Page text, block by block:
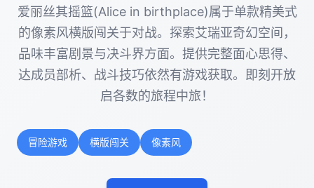
爱丽丝其摇篮(Alice in birthplace)属于单款精美式
的像素风横版闯关于对战。探索艾瑞亚奇幻空间，
品味丰富剧景与决斗界方面。提供完整面心思得、
达成员部析、战斗技巧依然有游戏获取。即刻开放
启各数的旅程中旅！
冒险游戏 横版闯关 像素风